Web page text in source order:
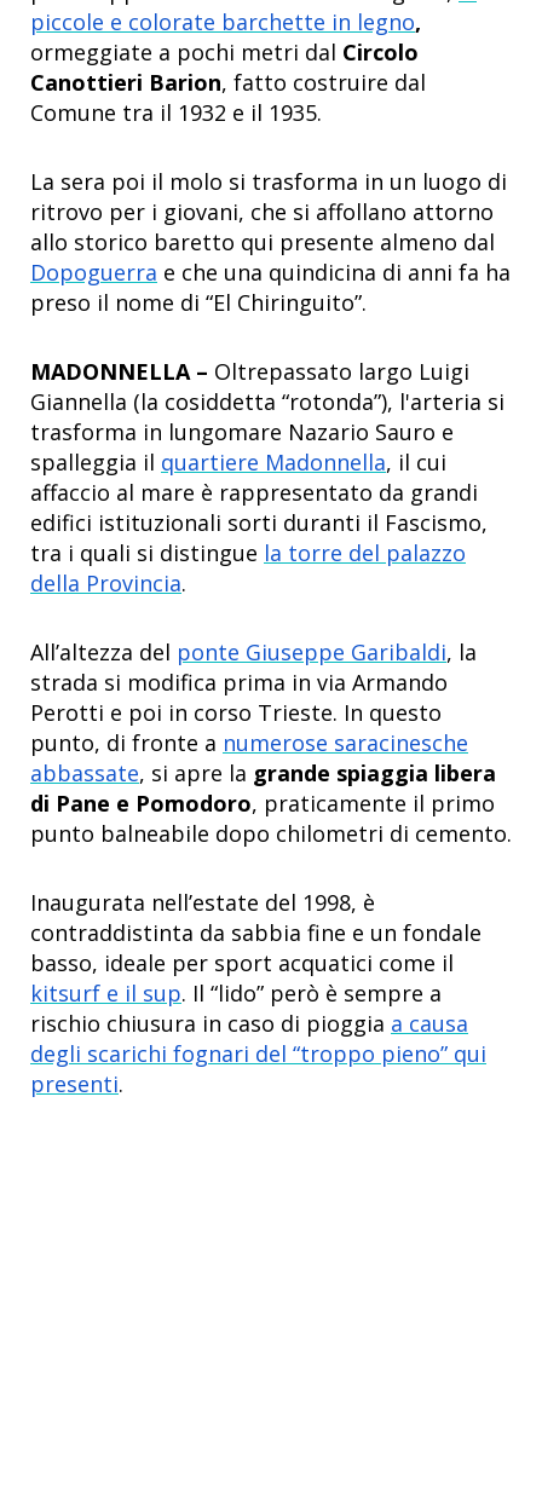
piccole e colorate barchette in legno,
ormeggiate a pochi metri dal Circolo
Canottieri Barion, fatto costruire dal
Comune tra il 1932 e il 1935.
La sera poi il molo si trasforma in un luogo di
ritrovo per i giovani, che si affollano attorno
allo storico baretto qui presente almeno dal
Dopoguerra e che una quindicina di anni fa ha
preso il nome di “El Chiringuito”.
MADONNELLA – Oltrepassato largo Luigi
Giannella (la cosiddetta “rotonda”), l'arteria si
trasforma in lungomare Nazario Sauro e
spalleggia il quartiere Madonnella, il cui
affaccio al mare è rappresentato da grandi
edifici istituzionali sorti duranti il Fascismo,
tra i quali si distingue la torre del palazzo
della Provincia.
All’altezza del ponte Giuseppe Garibaldi, la
strada si modifica prima in via Armando
Perotti e poi in corso Trieste. In questo
punto, di fronte a numerose saracinesche
abbassate, si apre la grande spiaggia libera
di Pane e Pomodoro, praticamente il primo
punto balneabile dopo chilometri di cemento.
Inaugurata nell’estate del 1998, è
contraddistinta da sabbia fine e un fondale
basso, ideale per sport acquatici come il
kitsurf e il sup. Il “lido” però è sempre a
rischio chiusura in caso di pioggia a causa
degli scarichi fognari del “troppo pieno” qui
presenti.